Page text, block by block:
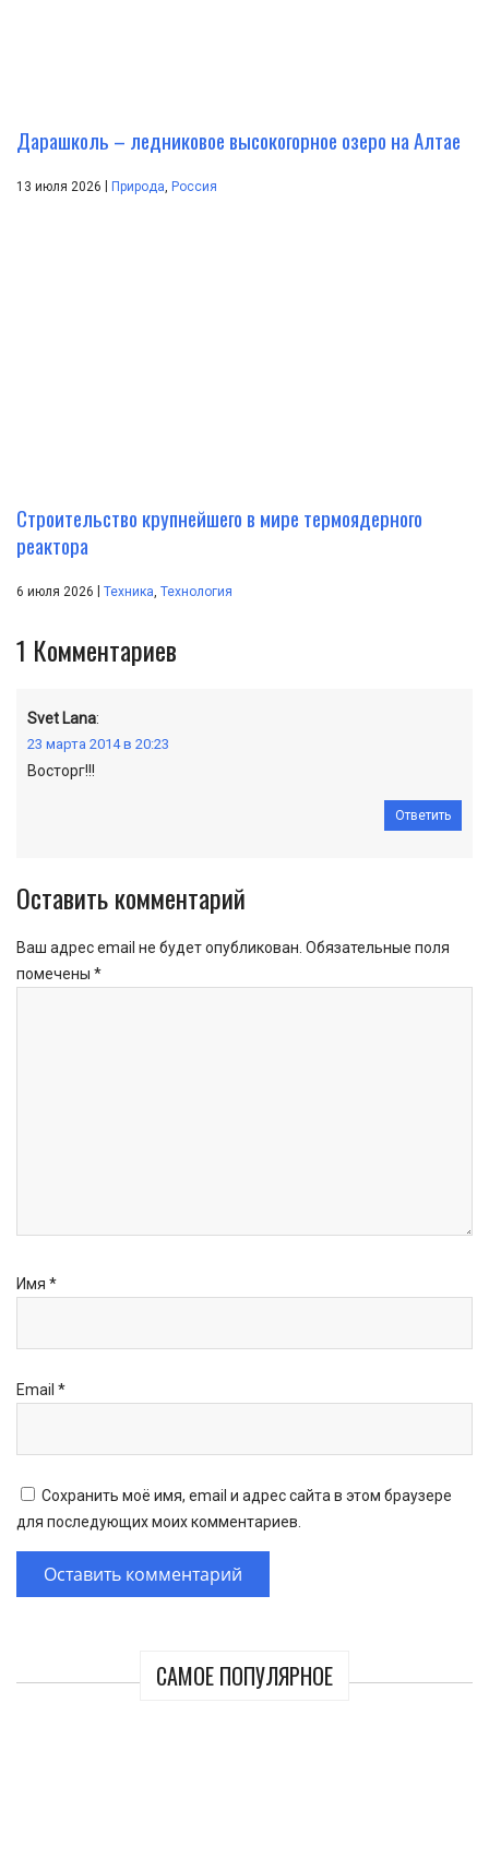
САМОЕ ПОПУЛЯРНОЕ
Дарашколь – ледниковое высокогорное озеро на Алтае
13 июля 2026 Природа, Россия
Строительство крупнейшего в мире термоядерного
реактора
6 июля 2026 | Техника Технология
1 Комментариев
Svet Lana:
23 марта 2014 в 20:23
Восторг!!!
Ответить
Оставить комментарий
Ваш адрес email не будет опубликован. Обязательные поля
помечены *
Имя *
Email *
Сохранить моё имя, email и адрес сайта в этом браузере
для последующих моих комментариев.